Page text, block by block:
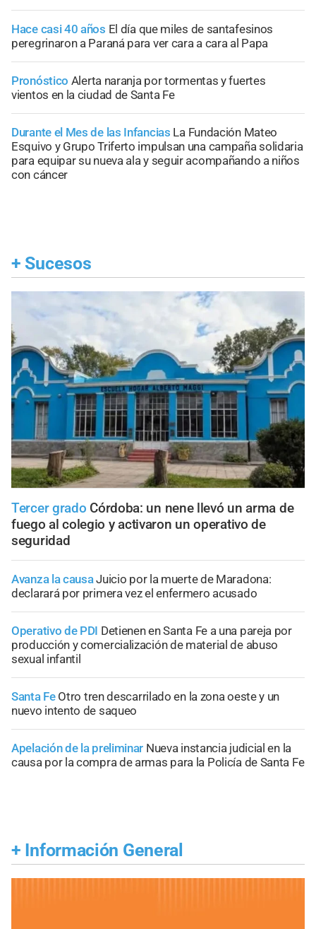
Hace casi 40 años El día que miles de santafesinos
peregrinaron a Paraná para ver cara a cara al Papa
Pronóstico Alerta naranja por tormentas y fuertes
vientos en la ciudad de Santa Fe
Durante el Mes de las Infancias La Fundación Mateo
Esquivo y Grupo Triferto impulsan una campaña solidaria
para equipar su nueva ala y seguir acompañando a niños
con cáncer
+ Sucesos
Tercer grado Córdoba: un nene llevó un arma de
fuego al colegio y activaron un operativo de
seguridad
Avanza la causaJuicio por la muerte de Maradona:
declarará por primera vez el enfermero acusado
Operativo de PDI Detienen en Santa Fe a una pareja por
producción y comercialización de material de abuso
sexual infantil
Santa Fe Otro tren descarrilado en la zona oeste y un
nuevo intento de saqueo
Apelación de la preliminar Nueva instancia judicial en la
causa por la compra de armas para la Policía de Santa Fe
+ Información General